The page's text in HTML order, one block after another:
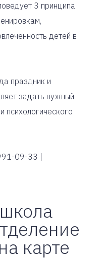
3 принципа
детей в
праздник и
задать нужный
психологического
09-33 |
карте